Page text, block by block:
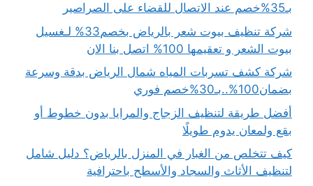
بـ35%خصم عند الاتصال للقضاء على الصراصير
شركة تنظيف بيوت شعر بالرياض بخصم33% لـغسيل
بيوت الشعر و تعقيمها 100% اتصل بنا الان
شركة كشف تسربات المياه شمال الرياض بدقة وسرعة
بضمان100%..بـ30%خصم فوري
أفضل طريقة لتنظيف الزجاج والمرايا بدون خطوط أو
بقع ولمعان يدوم طويلًا
كيف تتخلص من الغبار في المنزل بالرياض؟ دليل شامل
لتنظيف الأثاث والسجاد والأسطح باحترافية